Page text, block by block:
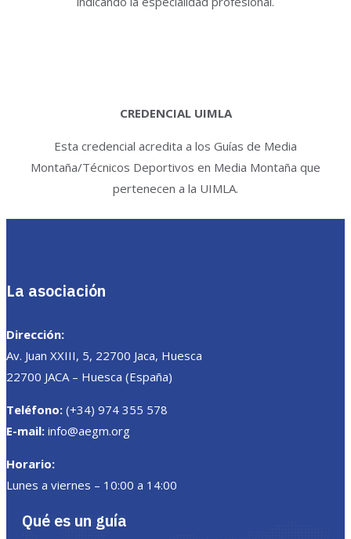
CREDENCIAL UIMLA
Esta credencial acredita a los Guías de Media
Montaña/Técnicos Deportivos en Media Montaña que
pertenecen a la UIMLA.
La asociación
Dirección:
Av. Juan XXIII, 5, 22700 Jaca, Huesca
22700 JACA – Huesca (España)
Teléfono: (+34) 974 355 578
E-mail: info@aegm.org
Horario:
Lunes a viernes – 10:00 a 14:00
Qué es un guía